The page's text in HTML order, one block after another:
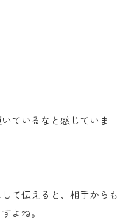
ているなと感じていま
て伝えると、相手からも
よね。